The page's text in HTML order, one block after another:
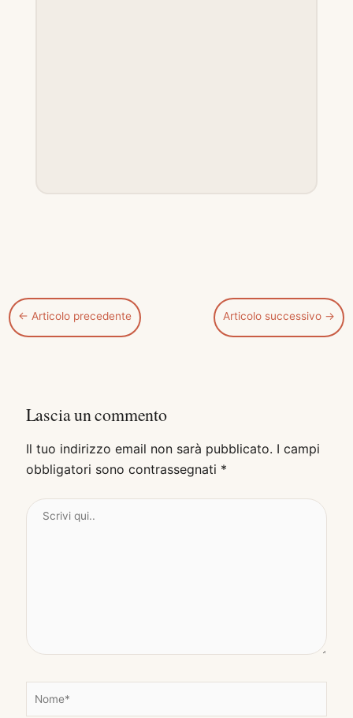
← Articolo precedente Articolo successivo →
Lascia un commento
Il tuo indirizzo email non sarà pubblicato. I campi
obbligatori sono contrassegnati *
Scrivi